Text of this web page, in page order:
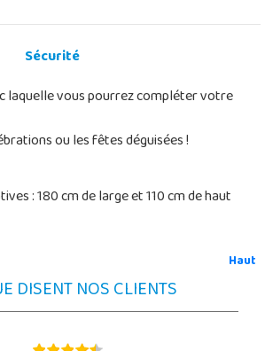
Sécurité
laquelle vous pourrez compléter votre
ou les fêtes déguisées !
: 180 cm de large et 110 cm de haut
Haut
DISENT NOS CLIENTS